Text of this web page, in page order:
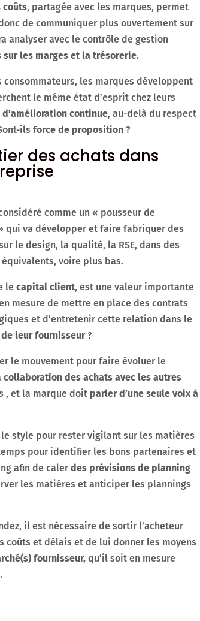
coûts, partagée avec les marques, permet
de communiquer plus ouvertement sur
analyser avec le contrôle de gestion
les marges et la trésorerie.
les marques développent
le même état d’esprit chez leurs
continue, au-delà du respect
ils force de proposition?
des achats dans
comme un « pousseur de
qui va développer et faire fabriquer des
le design, la qualité, la RSE, dans des
voire plus bas.
le capital client, est une valeur importante
mesure de mettre en place des contrats
et d’entretenir cette relation dans le
leur fournisseur?
le mouvement pour faire évoluer le
collaboration des achats avec les autres
, et la marque doit parler d’une seule voix à
style pour rester vigilant sur les matières
pour identifier les bons partenaires et
afin de caler des prévisions de planning
les matières et anticiper les plannings
il est nécessaire de sortir l’acheteur
coûts et délais et de lui donner les moyens
fournisseur, qu’il soit en mesure